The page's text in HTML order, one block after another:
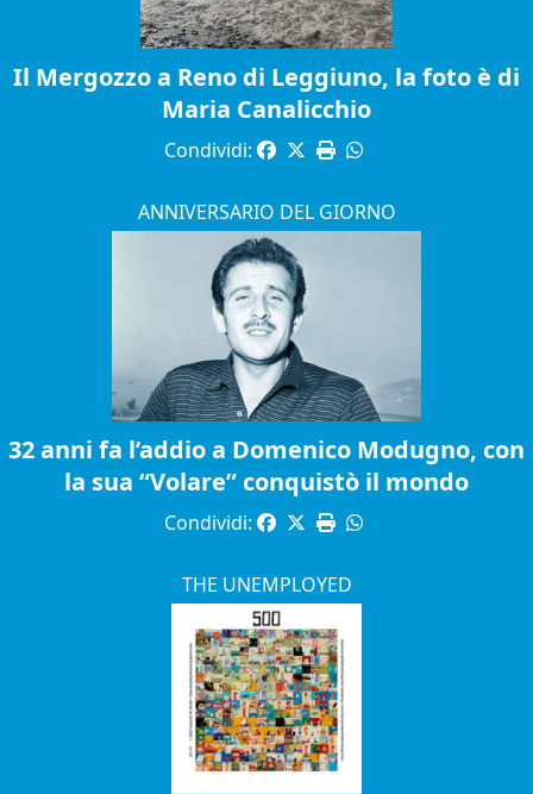
Il Mergozzo a Reno di Leggiuno, la foto è di
Maria Canalicchio
Condividi:
ANNIVERSARIO DEL GIORNO
32 anni fa l’addio a Domenico Modugno, con
la sua “Volare” conquistò il mondo
Condividi:
THE UNEMPLOYED